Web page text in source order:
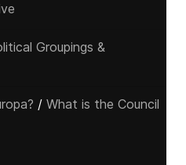
Groupings &
/ What is the Council